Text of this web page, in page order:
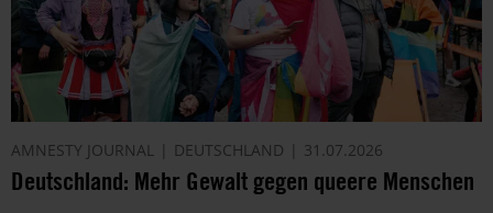
AMNESTY JOURNAL DEUTSCHLAND 31.07.2026
Deutschland: Mehr Gewalt gegen queere Menschen